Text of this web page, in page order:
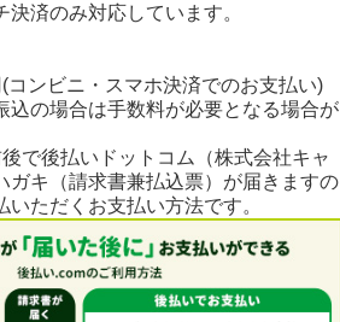
決済のみ対応しています。
コンビニ・スマホ決済でのお支払い)
の場合は手数料が必要となる場合が
で後払いドットコム（株式会社キャ
ガキ（請求書兼払込票）が届きますの
いただくお支払い方法です。